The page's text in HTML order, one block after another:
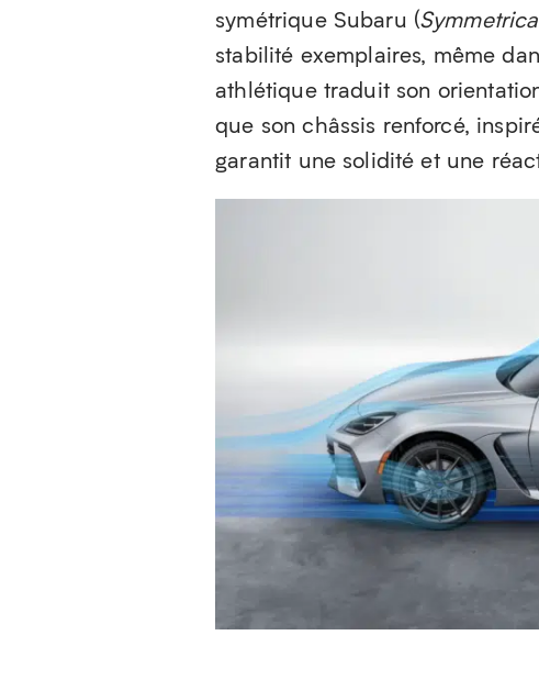
symétrique Subaru (
stabilité exemplaires, même
athlétique traduit son
que son châssis renforcé,
garantit une solidité et une